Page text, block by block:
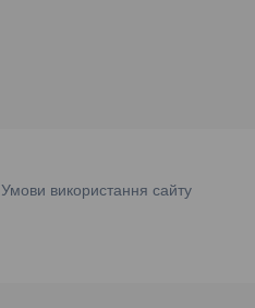
Умови використання сайту